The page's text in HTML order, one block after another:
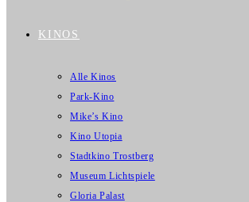
KINOS
Alle Kinos
Park-Kino
Mike’s Kino
Kino Utopia
Stadtkino Trostberg
Museum Lichtspiele
Gloria Palast